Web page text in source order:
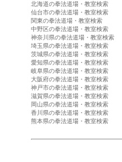
北海道の拳法道場・教室検索
仙台市の拳法道場・教室検索
関東の拳法道場・教室検索
中野区の拳法道場・教室検索
神奈川県の拳法道場・教室検索
埼玉県の拳法道場・教室検索
茨城県の拳法道場・教室検索
愛知県の拳法道場・教室検索
岐阜県の拳法道場・教室検索
大阪府の拳法道場・教室検索
神戸市の拳法道場・教室検索
滋賀県の拳法道場・教室検索
岡山県の拳法道場・教室検索
香川県の拳法道場・教室検索
熊本県の拳法道場・教室検索